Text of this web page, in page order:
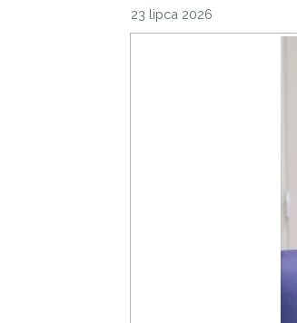
23 lipca 2026